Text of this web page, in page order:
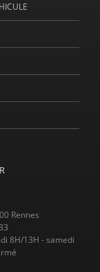
Rennes
8H/13H - samedi